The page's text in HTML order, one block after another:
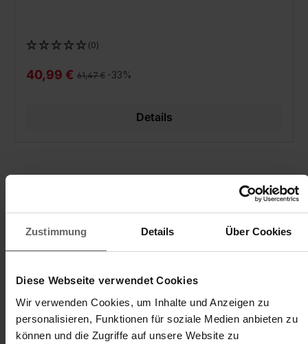
Zustimmung Details Über Cookies
Diese Webseite verwendet Cookies
Wir verwenden Cookies, um Inhalte und Anzeigen zu
personalisieren, Funktionen für soziale Medien anbieten zu
können und die Zugriffe auf unsere Website zu
(0)
40,99 € Regulärer Preis:
61,47 € -33%
Details